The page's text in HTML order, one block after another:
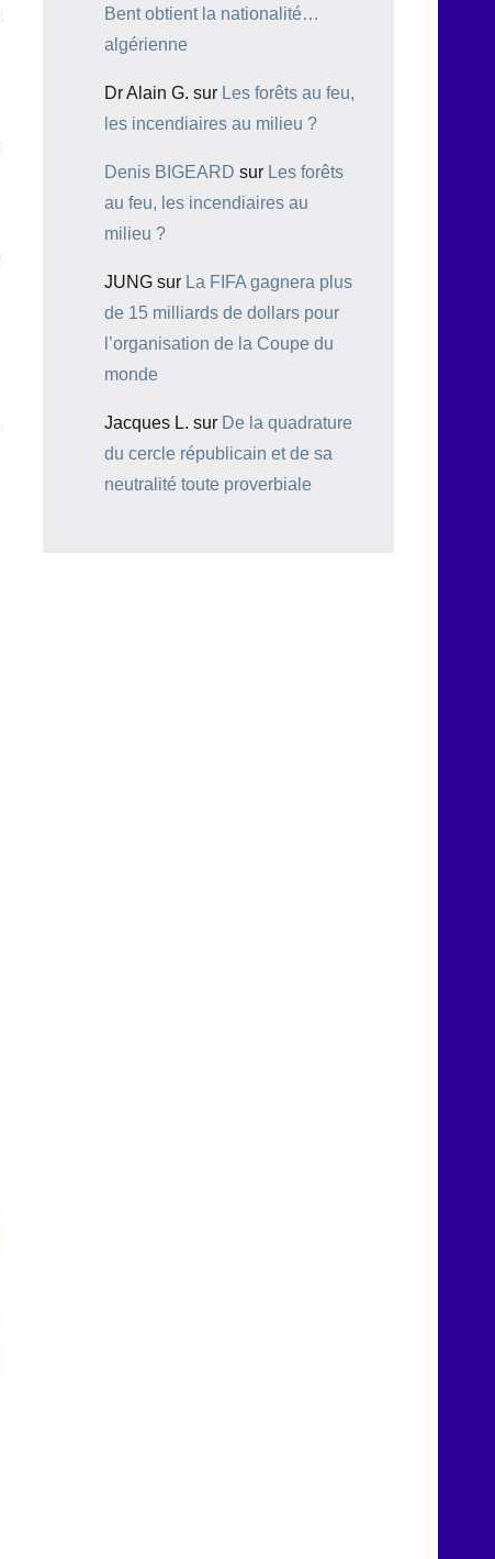
Bent obtient la nationalité…
algérienne
Dr Alain G. sur Les forêts au feu,
les incendiaires au milieu ?
Denis BIGEARD sur Les forêts
au feu, les incendiaires au
milieu ?
JUNG sur La FIFA gagnera plus
de 15 milliards de dollars pour
l’organisation de la Coupe du
monde
Jacques L. sur De la quadrature
du cercle républicain et de sa
neutralité toute proverbiale